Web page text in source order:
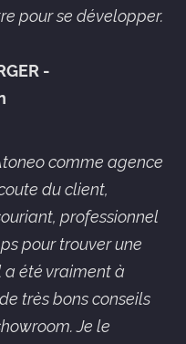
pour se développer.
-
comme agence
du client,
professionnel
pour trouver une
a été vraiment à
très bons conseils
Je le